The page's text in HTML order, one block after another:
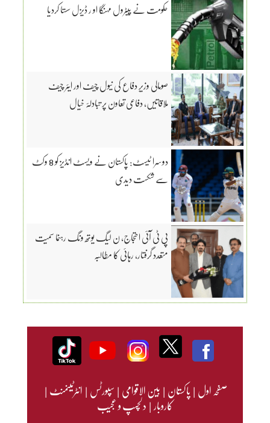
حکومت نے پیٹرول مہنگا او ر ڈیزل سستا کردیا
صومالی وزیرِ دفاع کی نیول چیف اور ایئر چیف
ملاقاتیں، دفاعی تعاون پر تبادلۂ خیال
دوسرا ٹیسٹ: پاکستان نے ویسٹ انڈیز کو 8 وکٹ
سے شکست دیدی
پی ٹی آئی احتجاج، ن لیگ یوتھ ونگ رہنما سمیت
متعدد گرفتار، رہائی کا مطالبہ
صفحہ اول|پاکستان|بین الاقوامی|سپورٹس|انٹرٹینمنٹ|
کاروبار|دلچسپ و عجیب